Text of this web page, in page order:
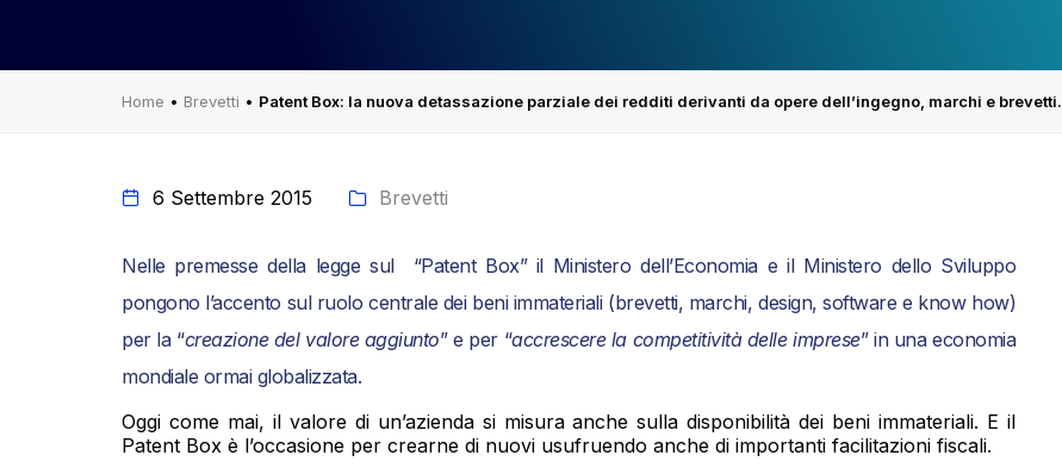
Home • Brevetti • Patent Box: la nuova detassazione parziale dei redditi derivanti da opere dell’ingegno, marchi e brevetti.
6 Settembre 2015 Brevetti
Nelle premesse della legge sul “Patent Box” il Ministero dell’Economia e il Ministero dello Sviluppo
pongono l’accento sul ruolo centrale dei beni immateriali (brevetti, marchi, design, software e know how)
per la “creazione del valore aggiunto” e per “accrescere la competitività delle imprese” in una economia
mondiale ormai globalizzata.
Oggi come mai, il valore di un’azienda si misura anche sulla disponibilità dei beni immateriali. E il
Patent Box è l’occasione per crearne di nuovi usufruendo anche di importanti facilitazioni fiscali.